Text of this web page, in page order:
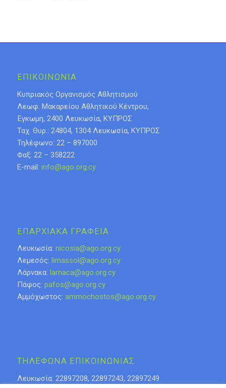
ΕΠΙΚΟΙΝΩΝΙΑ
Κυπριακός Οργανισμός Αθλητισμού
Λεωφ. Μακαρείου Αθλητικού Κέντρου,
Έγκωμη, 2400 Λευκωσία, ΚΥΠΡΟΣ
Ταχ. Θυρ.: 24804, 1304 Λευκωσία, ΚΥΠΡΟΣ
Τηλέφωνο: 22 – 897000
Φαξ: 22 – 358222
E-mail: info@ago.org.cy
ΕΠΑΡΧΙΑΚΑ ΓΡΑΦΕΙΑ
Λευκωσία: nicosia@ago.org.cy
Λεμεσός: limassol@ago.org.cy
Λάρνακα: larnaca@ago.org.cy
Πάφος: pafos@ago.org.cy
Αμμόχωστος: ammochostos@ago.org.cy
ΤΗΛΕΦΩΝΑ ΕΠΙΚΟΙΝΩΝΙΑΣ
Λευκωσία: 22897208, 22897243, 22897249